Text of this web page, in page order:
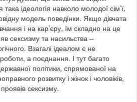
ідеологія навколо молодої сім’ї,
модель поведінки. Якщо дівчата
і на кар’єру, їм складно на це
сексизму та насильства –
Взагалі ідеалом є не
а поєднання. І тут багато
політики, спрямованої на
розвитку і жінок і чоловіків,
сексизму.